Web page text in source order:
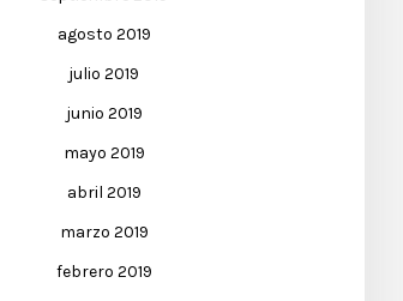
agosto 2019
julio 2019
junio 2019
mayo 2019
abril 2019
marzo 2019
febrero 2019